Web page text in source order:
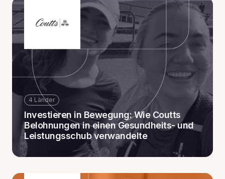
4 Länder
Investieren in Bewegung: Wie Coutts
Belohnungen in einen Gesundheits- und
Leistungsschub verwandelte